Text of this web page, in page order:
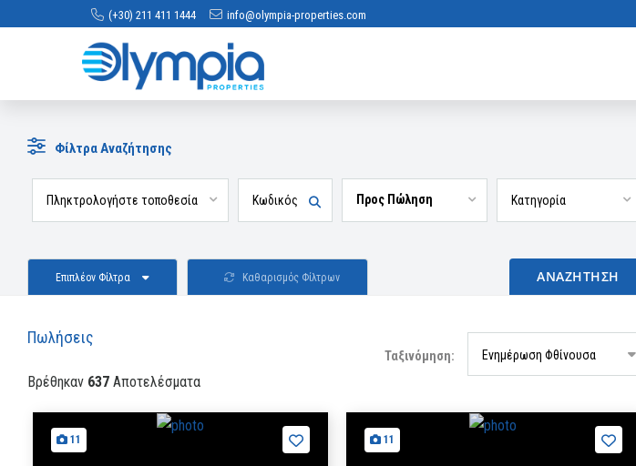
(+30) 211 411 1444 info@olympia-properties.com
Φίλτρα Αναζήτησης
Προς Πώληση
Επιπλέον Φίλτρα Καθαρισμός Φίλτρων ΑΝΑΖΗΤΗΣΗ
Ταξινόμηση: Ενημέρωση Φθίνουσα
Πωλήσεις
Βρέθηκαν 637 Αποτελέσματα
11 11